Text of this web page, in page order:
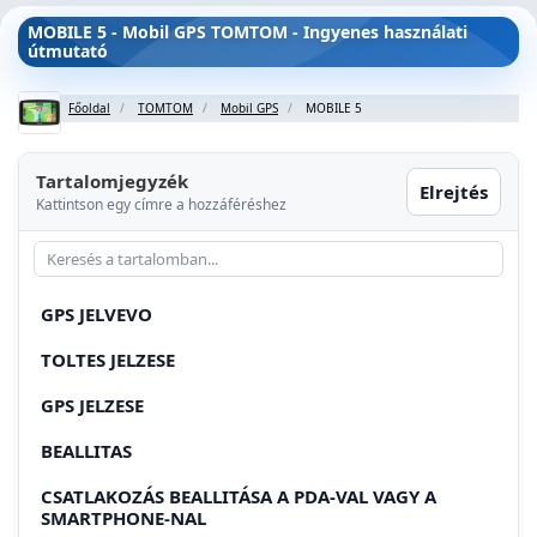
MOBILE 5 - Mobil GPS TOMTOM - Ingyenes használati
útmutató
Főoldal TOMTOM Mobil GPS MOBILE 5
Tartalomjegyzék
Kattintson egy címre a hozzáféréshez
Elrejtés
GPS JELVEVO
TOLTES JELZESE
GPS JELZESE
BEALLITAS
CSATLAKOZÁS BEALLITÁSA A PDA-VAL VAGY A
SMARTPHONE-NAL